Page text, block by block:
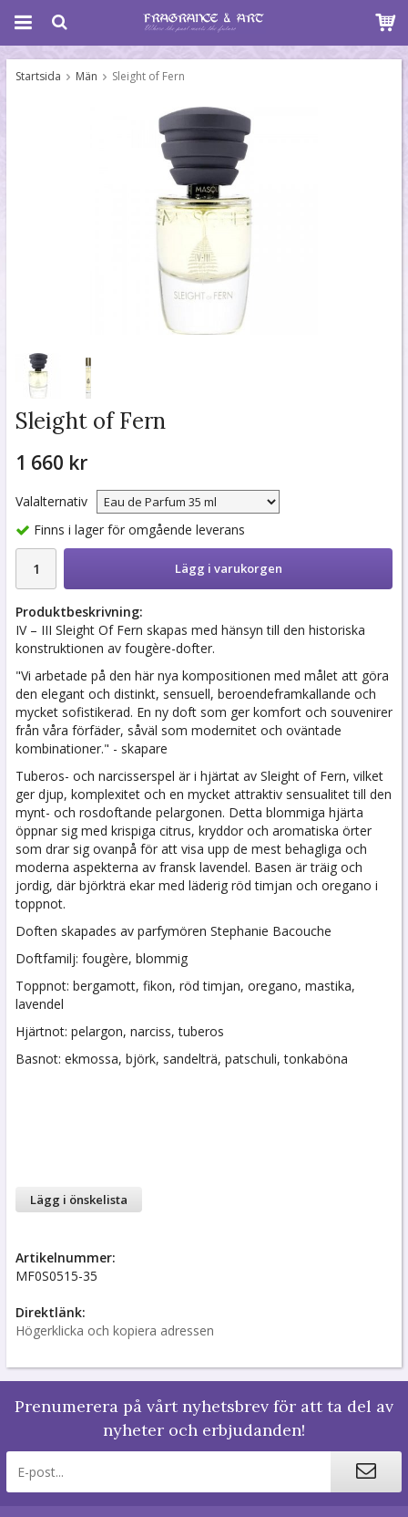
Startsida Män Sleight of Fern
Sleight of Fern
1 660 kr
Valalternativ
Finns i lager för omgående leverans
Lägg i varukorgen
Produktbeskrivning:
IV – III Sleight Of Fern skapas med hänsyn till den historiska
konstruktionen av fougère-dofter.
"Vi arbetade på den här nya kompositionen med målet att göra
den elegant och distinkt, sensuell, beroendeframkallande och
mycket sofistikerad. En ny doft som ger komfort och souvenirer
från våra förfäder, såväl som modernitet och oväntade
kombinationer." - skapare
Tuberos- och narcisserspel är i hjärtat av Sleight of Fern, vilket
ger djup, komplexitet och en mycket attraktiv sensualitet till den
mynt- och rosdoftande pelargonen. Detta blommiga hjärta
öppnar sig med krispiga citrus, kryddor och aromatiska örter
som drar sig ovanpå för att visa upp de mest behagliga och
moderna aspekterna av fransk lavendel. Basen är träig och
jordig, där björkträ ekar med läderig röd timjan och oregano i
toppnot.
Doften skapades av parfymören Stephanie Bacouche
Doftfamilj: fougère, blommig
Toppnot: bergamott, fikon, röd timjan, oregano, mastika,
lavendel
Hjärtnot: pelargon, narciss, tuberos
Basnot: ekmossa, björk, sandelträ, patschuli, tonkaböna
Lägg i önskelista
Artikelnummer:
MF0S0515-35
Direktlänk:
Högerklicka och kopiera adressen
Prenumerera på vårt nyhetsbrev för att ta del av
nyheter och erbjudanden!